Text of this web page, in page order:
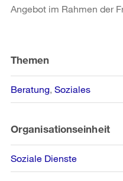
Angebot im Rahmen der
Informationen
Themen
Beratung Soziales
Organisationseinheit
Soziale Dienste